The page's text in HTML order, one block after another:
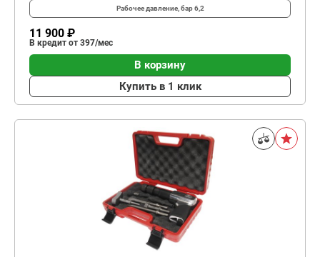
Рабочее давление, бар6,2
11 900 ₽
В кредит от 397/мес
В корзину
Купить в 1 клик